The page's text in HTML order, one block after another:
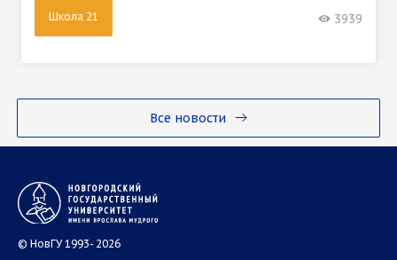
Все новости
Школа 21 3939
© НовГУ 1993- 2026